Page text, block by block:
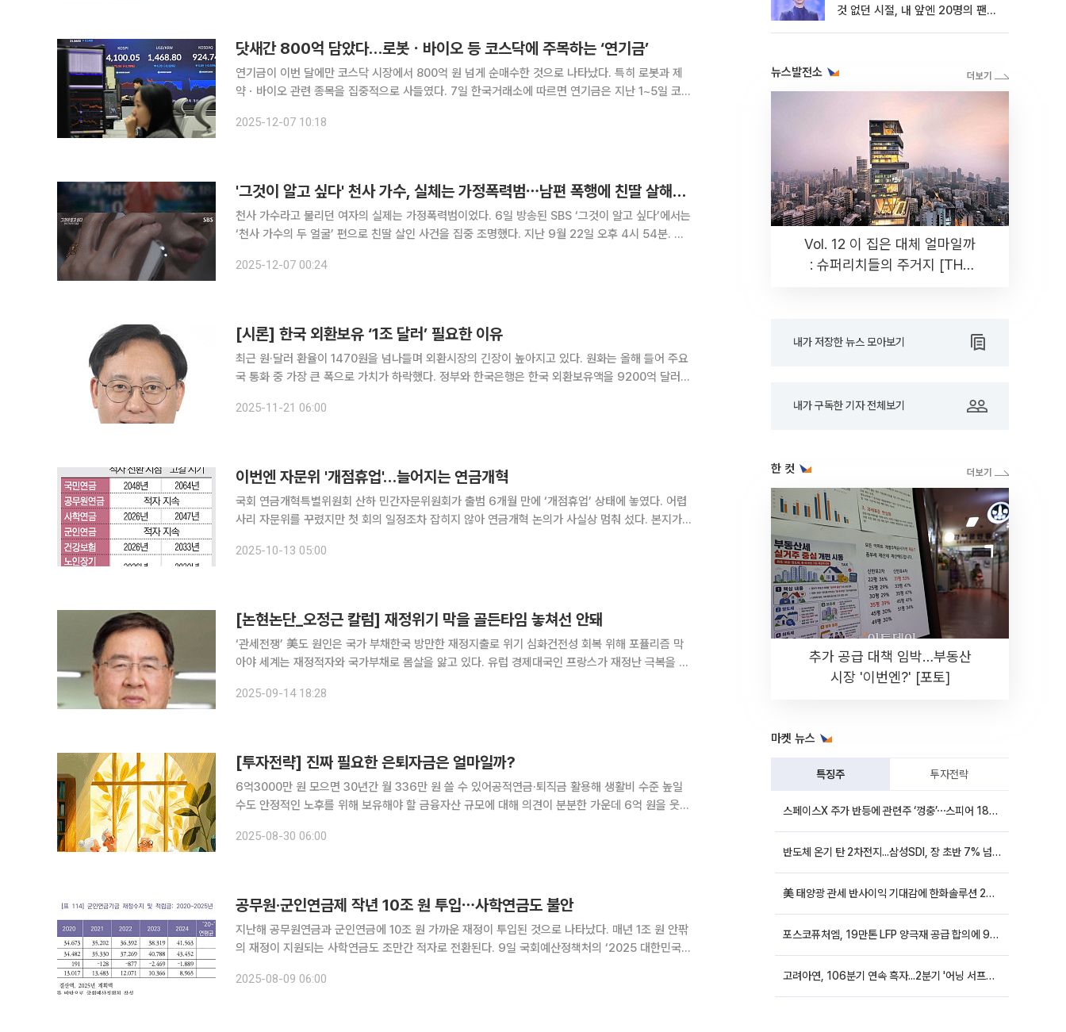
닷새간 800억 담았다…로봇ㆍ바이오 등 코스닥에 주목하는 ‘연기금’
연기금이 이번 달에만 코스닥 시장에서 800억 원 넘게 순매수한 것으로 나타났다. 특히 로봇과 제
약ㆍ바이오 관련 종목을 집중적으로 사들였다. 7일 한국거래소에 따르면 연기금은 지난 1~5일 코스
2025-12-07 10:18
'그것이 알고 싶다' 천사 가수, 실체는 가정폭력범⋯남편 폭행에 친딸 살해까지
천사 가수라고 불리던 여자의 실제는 가정폭력범이었다. 6일 방송된 SBS ‘그것이 알고 싶다’에서는
‘천사 가수의 두 얼굴’ 편으로 친딸 살인 사건을 집중 조명했다. 지난 9월 22일 오후 4시 54분. 경
2025-12-07 00:24
[시론] 한국 외환보유 ‘1조 달러’ 필요한 이유
최근 원·달러 환율이 1470원을 넘나들며 외환시장의 긴장이 높아지고 있다. 원화는 올해 들어 주요
국 통화 중 가장 큰 폭으로 가치가 하락했다. 정부와 한국은행은 한국 외환보유액을 9200억 달러까
산하여 적절한 한국 외환보유액을 9200억 달러라고 제안했다.
2025-11-21 06:00
이번엔 자문위 '개점휴업'…늘어지는 연금개혁
국회 연금개혁특별위원회 산하 민간자문위원회가 출범 6개월 만에 ‘개점휴업’ 상태에 놓였다. 어렵
사리 자문위를 꾸렸지만 첫 회의 일정조차 잡히지 않아 연금개혁 논의가 사실상 멈춰 섰다. 본지가
원으로 위촉됐다’는 통보를 받은 후 어떤 연락도 못 받고 있다. 당초
2025-10-13 05:00
[논현논단_오정근 칼럼] 재정위기 막을 골든타임 놓쳐선 안돼
‘관세전쟁’ 美도 원인은 국가 부채한국 방만한 재정지출로 위기 심화건전성 회복 위해 포퓰리즘 막
아야 세계는 재정적자와 국가부채로 몸살을 앓고 있다. 유럽 경제대국인 프랑스가 재정난 극복을 위
며 440억 유로(약 72조 원) 규모의 재정적자 감축안을 내놓았다.
2025-09-14 18:28
[투자전략] 진짜 필요한 은퇴자금은 얼마일까?
6억3000만 원 모으면 30년간 월 336만 원 쓸 수 있어공적연금·퇴직금 활용해 생활비 수준 높일
수도 안정적인 노후를 위해 보유해야 할 금융자산 규모에 대해 의견이 분분한 가운데 6억 원을 웃도
파람(필명) 객원교수(공학박사)는 “월 336만 원씩 30년에
2025-08-30 06:00
공무원·군인연금제 작년 10조 원 투입⋯사학연금도 불안
지난해 공무원연금과 군인연금에 10조 원 가까운 재정이 투입된 것으로 나타났다. 매년 1조 원 안팎
의 재정이 지원되는 사학연금도 조만간 적자로 전환된다. 9일 국회예산정책처의 ‘2025 대한민국
의 국가보전금이 투입됐다. 국가는 공무원과 군인의 고용주로
2025-08-09 06:00
것 없던 시절, 내 앞엔 20명의 팬
뉴스발전소
Vol. 12 이 집은 대체 얼마일까
: 슈퍼리치들의 주거지 [THE
내가 저장한 뉴스 모아보기
내가 구독한 기자 전체보기
한 컷
추가 공급 대책 임박…부동산
시장 '이번엔?' [포토]
마켓 뉴스
특징주 투자전략
스페이스X 주가 반등에 관련주 ‘껑충’⋯스피어 18%ㆍ에이치브이엠 12%↑
반도체 온기 탄 2차전지...삼성SDI, 장 초반 7% 넘게 껑충
美 태양광 관세 반사이익 기대감에 한화솔루션 20%대·OCI홀딩스 14%대 급등
포스코퓨처엠, 19만톤 LFP 양극재 공급 합의에 9%대 강세
고려아연, 106분기 연속 흑자...2분기 '어닝 서프라이즈'에 장 초반 12%대 강세